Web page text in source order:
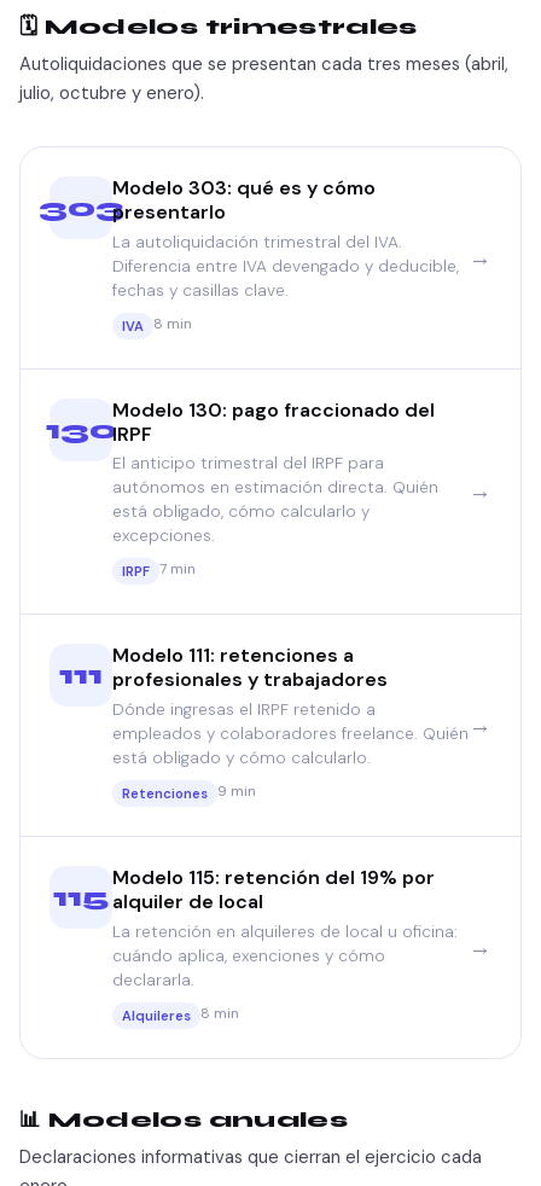
🗓️ Modelos trimestrales
Autoliquidaciones que se presentan cada tres meses (abril,
julio, octubre y enero).
303
Modelo 303: qué es y cómo
presentarlo
La autoliquidación trimestral del IVA.
Diferencia entre IVA devengado y deducible,
fechas y casillas clave.
IVA 8 min
→
130
Modelo 130: pago fraccionado del
IRPF
El anticipo trimestral del IRPF para
autónomos en estimación directa. Quién
está obligado, cómo calcularlo y
excepciones.
IRPF 7 min
→
111
Modelo 111: retenciones a
profesionales y trabajadores
Dónde ingresas el IRPF retenido a
empleados y colaboradores freelance. Quién
está obligado y cómo calcularlo.
Retenciones 9 min
→
115
Modelo 115: retención del 19% por
alquiler de local
La retención en alquileres de local u oficina:
cuándo aplica, exenciones y cómo
declararla.
Alquileres 8 min
→
📊 Modelos anuales
Declaraciones informativas que cierran el ejercicio cada